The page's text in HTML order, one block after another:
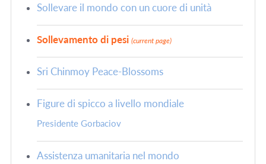
Sollevare il mondo con un cuore di unità
Sollevamento di pesi (current page)
Sri Chinmoy Peace-Blossoms
Figure di spicco a livello mondiale
Presidente Gorbaciov
Assistenza umanitaria nel mondo